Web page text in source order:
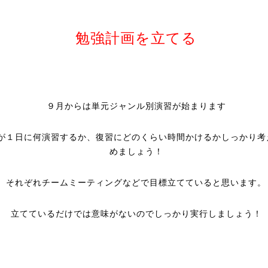
勉強計画を立てる
９月からは単元ジャンル別演習が始まります
１日に何演習するか、復習にどのくらい時間かけるかしっかり
めましょう！
それぞれチームミーティングなどで目標立てていると思います。
立てているだけでは意味がないのでしっかり実行しましょう！